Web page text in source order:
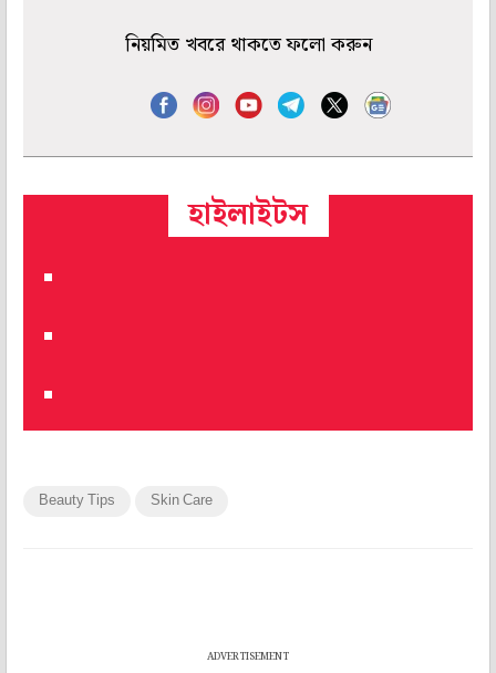
নিয়মিত খবরে থাকতে ফলো করুন
হাইলাইটস
Beauty Tips Skin Care
ADVERTISEMENT